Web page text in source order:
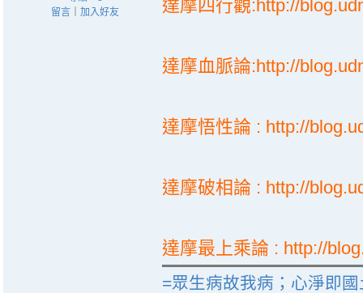
留言
加入好友 達摩四行觀:http://
達摩血脈論:http://
達摩悟性論 : http://
達摩破相論 : http://
達摩最上乘論 : http://
=眾生病故我病；心淨即